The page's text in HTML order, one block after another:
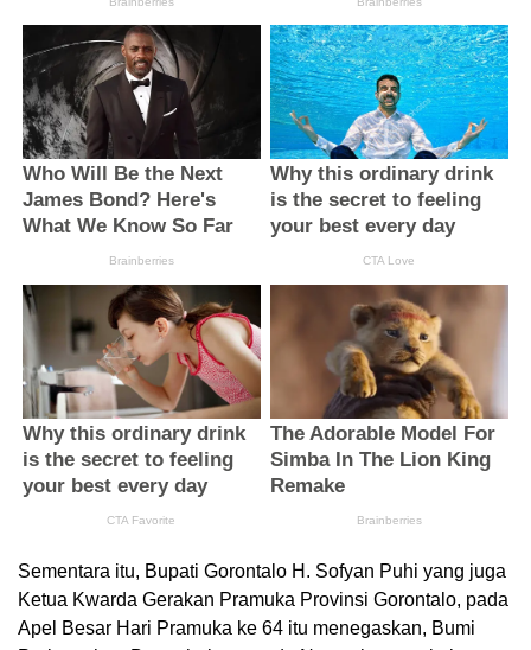
Sementara itu, Bupati Gorontalo H. Sofyan Puhi yang juga
Ketua Kwarda Gerakan Pramuka Provinsi Gorontalo, pada
Apel Besar Hari Pramuka ke 64 itu menegaskan, Bumi